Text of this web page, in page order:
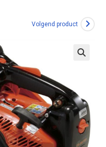
Volgend product